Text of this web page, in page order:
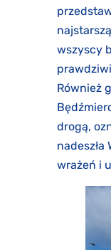
wszyscy
Również
drogą,
nadeszła
wrażeń i